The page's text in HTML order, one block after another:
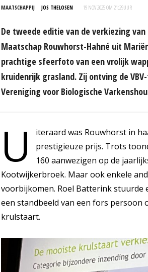
MAATSCHAPPIJ JOS THELOSEN 19 NOV 2025 OM 21:29UUR
De tweede editie van de verkiezing
Maatschap Rouwhorst-Hahné uit
prachtige sfeerfoto van een vrolijk
kruidenrijk grasland. Zij ontving de
Vereniging voor Biologische
U
iteraard was Rouwhorst in
prestigieuze prijs. Trots
160 aanwezigen op de
Kootwijkerbroek. Maar ook enkele
voorbijkomen. Roel Batterink stuurde
een standbeeld van een fors persoon
krulstaart.